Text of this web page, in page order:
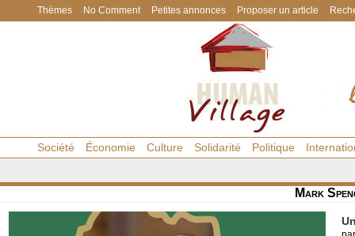
Thèmes No Comment Petites annonces Proposer un article
Société Économie Culture Solidarité Politique
Mark